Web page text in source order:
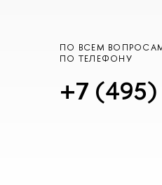
ПО ВСЕМ
ПО ТЕЛЕФОНУ
+7